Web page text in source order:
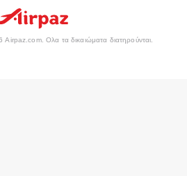
Airpaz.com. Ολα τα δικαιώματα διατηρούνται.